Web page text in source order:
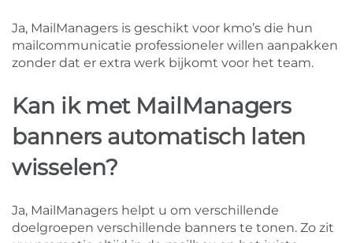
Ja, MailManagers is geschikt voor kmo’s die hun
mailcommunicatie professioneler willen aanpakken
zonder dat er extra werk bijkomt voor het team.
Kan ik met MailManagers
banners automatisch laten
wisselen?
Ja, MailManagers helpt u om verschillende
doelgroepen verschillende banners te tonen. Zo zit